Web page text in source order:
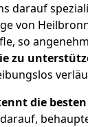
darauf
von
so
zu
die